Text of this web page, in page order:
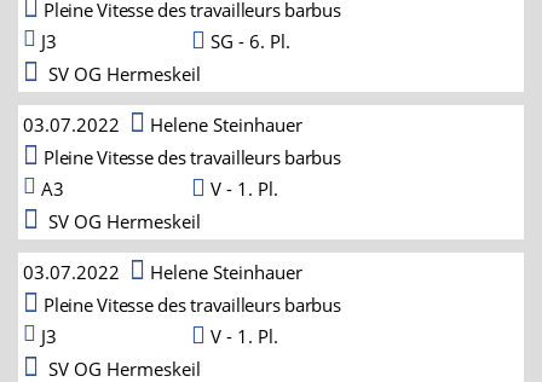
Pleine Vitesse des travailleurs barbus
J3
SG - 6. Pl.
SV OG Hermeskeil
03.07.2022
Helene Steinhauer
Pleine Vitesse des travailleurs barbus
A3
V - 1. Pl.
SV OG Hermeskeil
03.07.2022
Helene Steinhauer
Pleine Vitesse des travailleurs barbus
J3
V - 1. Pl.
SV OG Hermeskeil